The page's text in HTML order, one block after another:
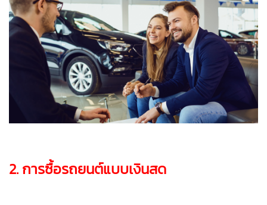
2. การซื้อรถยนต์แบบเงินสด